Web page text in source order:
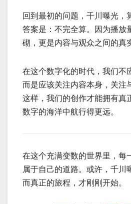
回到最初的问题，千川曝光，
答案是：不完全算。因为播放
砌，更是内容与观众之间的真
在这个数字化的时代，我们不
而是应该关注内容本身，关注
这样，我们的创作才能拥有真
数字的海洋中航行得更远。
在这个充满变数的世界里，每
属于自己的道路。或许，千川
而真正的旅程，才刚刚开始。